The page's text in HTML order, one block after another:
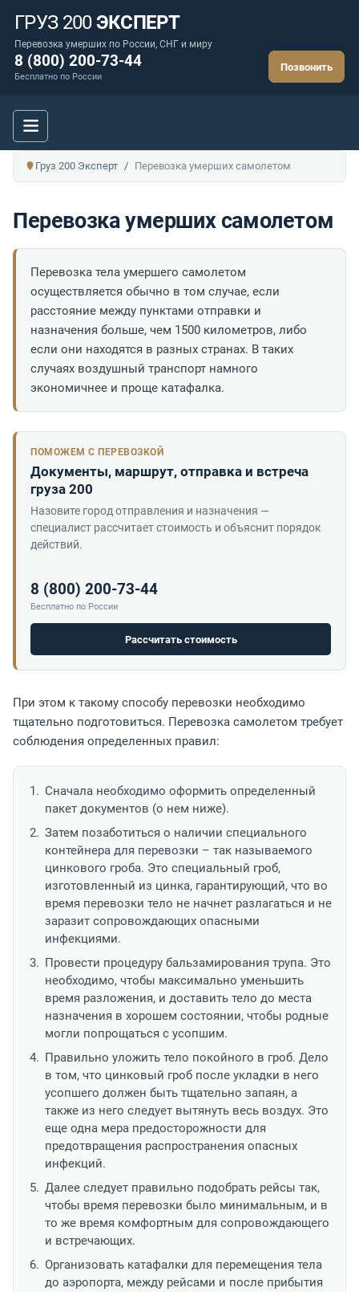
ГРУЗ 200ЭКСПЕРТ
Перевозка умерших по России, СНГ и миру
8 (800) 200-73-44
Бесплатно по России
Позвонить
Груз 200 Эксперт Перевозка умерших самолетом
Перевозка умерших самолетом
Перевозка тела умершего самолетом
осуществляется обычно в том случае, если
расстояние между пунктами отправки и
назначения больше, чем 1500 километров, либо
если они находятся в разных странах. В таких
случаях воздушный транспорт намного
экономичнее и проще катафалка.
ПОМОЖЕМ С ПЕРЕВОЗКОЙ
Документы, маршрут, отправка и встреча
груза 200
Назовите город отправления и назначения —
специалист рассчитает стоимость и объяснит порядок
действий.
8 (800) 200-73-44
Бесплатно по России
Рассчитать стоимость
При этом к такому способу перевозки необходимо
тщательно подготовиться. Перевозка самолетом требует
соблюдения определенных правил:
Сначала необходимо оформить определенный
пакет документов (о нем ниже).
Затем позаботиться о наличии специального
контейнера для перевозки – так называемого
цинкового гроба. Это специальный гроб,
изготовленный из цинка, гарантирующий, что во
время перевозки тело не начнет разлагаться и не
заразит сопровождающих опасными
инфекциями.
Провести процедуру бальзамирования трупа. Это
необходимо, чтобы максимально уменьшить
время разложения, и доставить тело до места
назначения в хорошем состоянии, чтобы родные
могли попрощаться с усопшим.
Правильно уложить тело покойного в гроб. Дело
в том, что цинковый гроб после укладки в него
усопшего должен быть тщательно запаян, а
также из него следует вытянуть весь воздух. Это
еще одна мера предосторожности для
предотвращения распространения опасных
инфекций.
Далее следует правильно подобрать рейсы так,
чтобы время перевозки было минимальным, и в
то же время комфортным для сопровождающего
и встречающих.
Организовать катафалки для перемещения тела
до аэропорта, между рейсами и после прибытия